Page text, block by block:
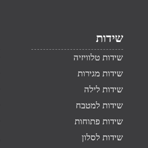
שידות
שידות טלוויזיה
שידות מגירות
שידות לילה
שידות למטבח
שידות פתוחות
שידות לסלון